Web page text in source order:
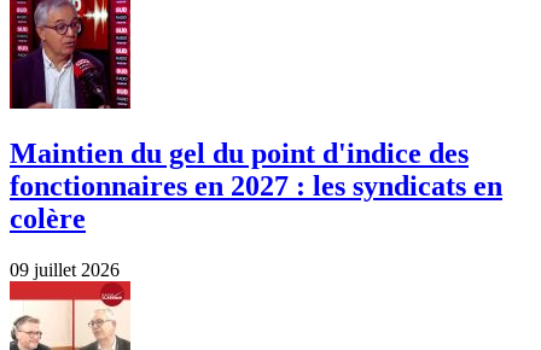
Maintien du gel du point d'indice des
fonctionnaires en 2027 : les syndicats en
colère
09 juillet 2026